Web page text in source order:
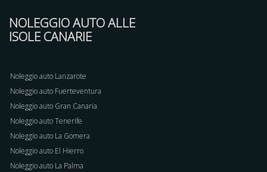
NOLEGGIO AUTO ALLE
ISOLE CANARIE
Noleggio auto Lanzarote
Noleggio auto Fuerteventura
Noleggio auto Gran Canaria
Noleggio auto Tenerife
Noleggio auto La Gomera
Noleggio auto El Hierro
Noleggio auto La Palma